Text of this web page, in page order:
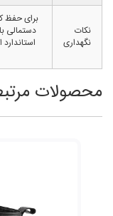
نکات
نگهداری
برای حفظ
دستمالی
محصولات